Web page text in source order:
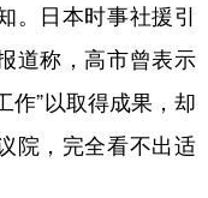
。日本时事社援引
道称，高市曾表示
作”以取得成果，却
院，完全看不出适